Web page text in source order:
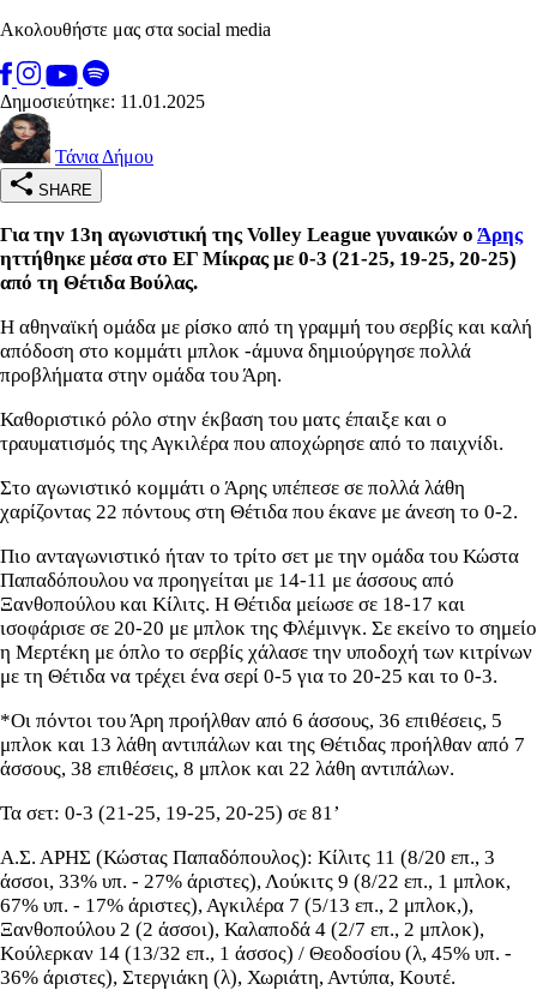
Ακολουθήστε μας στα social media
Δημοσιεύτηκε: 11.01.2025
Τάνια Δήμου
SHARE
Για την 13η αγωνιστική της Volley League γυναικών ο Άρης
ηττήθηκε μέσα στο ΕΓ Μίκρας με 0-3 (21-25, 19-25, 20-25)
από τη Θέτιδα Βούλας.
Η αθηναϊκή ομάδα με ρίσκο από τη γραμμή του σερβίς και καλή
απόδοση στο κομμάτι μπλοκ -άμυνα δημιούργησε πολλά
προβλήματα στην ομάδα του Άρη.
Καθοριστικό ρόλο στην έκβαση του ματς έπαιξε και ο
τραυματισμός της Αγκιλέρα που αποχώρησε από το παιχνίδι.
Στο αγωνιστικό κομμάτι ο Άρης υπέπεσε σε πολλά λάθη
χαρίζοντας 22 πόντους στη Θέτιδα που έκανε με άνεση το 0-2.
Πιο ανταγωνιστικό ήταν το τρίτο σετ με την ομάδα του Κώστα
Παπαδόπουλου να προηγείται με 14-11 με άσσους από
Ξανθοπούλου και Κίλιτς. Η Θέτιδα μείωσε σε 18-17 και
ισοφάρισε σε 20-20 με μπλοκ της Φλέμινγκ. Σε εκείνο το σημείο
η Μερτέκη με όπλο το σερβίς χάλασε την υποδοχή των κιτρίνων
με τη Θέτιδα να τρέχει ένα σερί 0-5 για το 20-25 και το 0-3.
*Οι πόντοι του Άρη προήλθαν από 6 άσσους, 36 επιθέσεις, 5
μπλοκ και 13 λάθη αντιπάλων και της Θέτιδας προήλθαν από 7
άσσους, 38 επιθέσεις, 8 μπλοκ και 22 λάθη αντιπάλων.
Τα σετ: 0-3 (21-25, 19-25, 20-25) σε 81’
Α.Σ. ΑΡΗΣ (Κώστας Παπαδόπουλος): Κίλιτς 11 (8/20 επ., 3
άσσοι, 33% υπ. - 27% άριστες), Λούκιτς 9 (8/22 επ., 1 μπλοκ,
67% υπ. - 17% άριστες), Αγκιλέρα 7 (5/13 επ., 2 μπλοκ,),
Ξανθοπούλου 2 (2 άσσοι), Καλαποδά 4 (2/7 επ., 2 μπλοκ),
Κούλερκαν 14 (13/32 επ., 1 άσσος) / Θεοδοσίου (λ, 45% υπ. -
36% άριστες), Στεργιάκη (λ), Χωριάτη, Αντύπα, Κουτέ.